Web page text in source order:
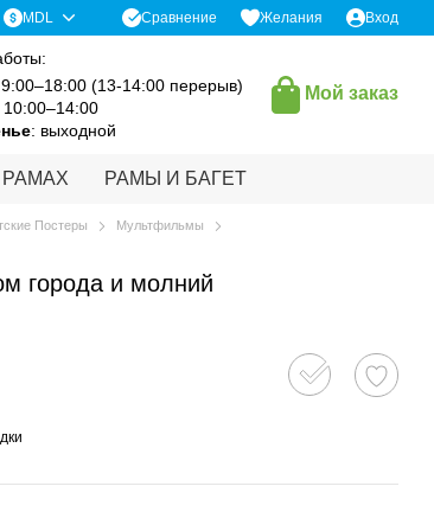
MDL Сравнение Желания Вход
9:00–18:00 (13-14:00 перерыв)
10:00–14:00
: выходной
Мой заказ
РАМАХ РАМЫ И БАГЕТ
Постеры
Мультфильмы
города и молний